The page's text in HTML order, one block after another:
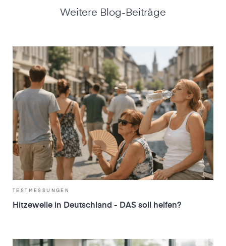
Weitere Blog-Beiträge
TESTMESSUNGEN
Hitzewelle in Deutschland - DAS soll helfen?